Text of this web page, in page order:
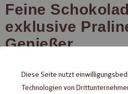
Feine
exklusive
Genießer
Die besondere
Confiserie
Diese Seite nutzt
Technologien von